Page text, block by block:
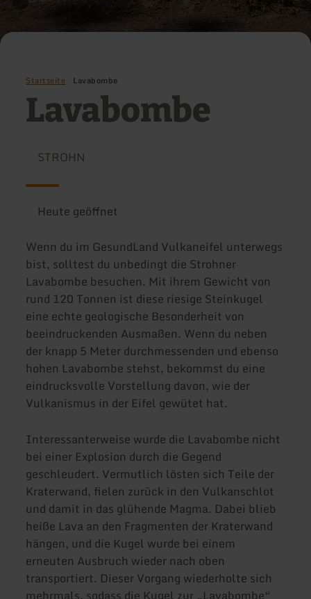
Startseite Lavabombe
Lavabombe
STROHN
Heute geöffnet
Wenn du im GesundLand Vulkaneifel unterwegs
bist, solltest du unbedingt die Strohner
Lavabombe besuchen. Mit ihrem Gewicht von
rund 120 Tonnen ist diese riesige Steinkugel
eine echte geologische Besonderheit von
beeindruckenden Ausmaßen. Wenn du neben
der knapp 5 Meter durchmessenden und ebenso
hohen Lavabombe stehst, bekommst du eine
eindrucksvolle Vorstellung davon, wie der
Vulkanismus in der Eifel gewütet hat.
Interessanterweise wurde die Lavabombe nicht
bei einer Explosion durch die Gegend
geschleudert. Vermutlich lösten sich Teile der
Kraterwand, fielen zurück in den Vulkanschlot
und damit in das glühende Magma. Dabei blieb
heiße Lava an den Fragmenten der Kraterwand
hängen, und die Kugel wurde bei einem
erneuten Ausbruch wieder nach oben
transportiert. Dieser Vorgang wiederholte sich
mehrmals, sodass die Kugel zur „Lavabombe“